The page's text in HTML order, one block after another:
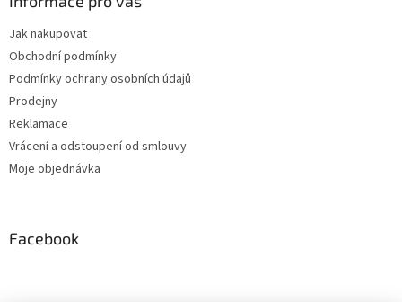
Jak nakupovat
Obchodní podmínky
Podmínky ochrany osobních údajů
Prodejny
Reklamace
Vrácení a odstoupení od smlouvy
Moje objednávka
Facebook